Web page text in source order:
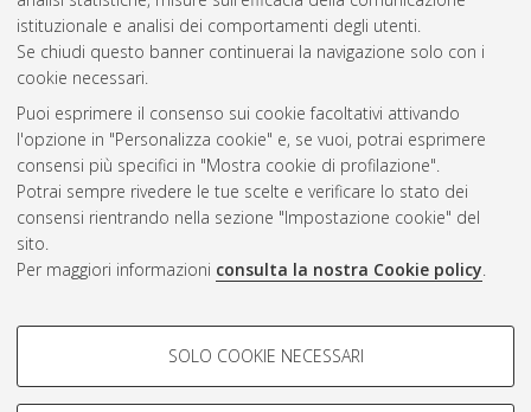
istituzionale e analisi dei comportamenti degli utenti.
Se chiudi questo banner continuerai la navigazione solo con i
cookie necessari.
Puoi esprimere il consenso sui cookie facoltativi attivando
l'opzione in "Personalizza cookie" e, se vuoi, potrai esprimere
consensi più specifici in "Mostra cookie di profilazione".
Potrai sempre rivedere le tue scelte e verificare lo stato dei
consensi rientrando nella sezione "Impostazione cookie" del
sito.
Per maggiori informazioni consulta la nostra Cookie policy.
COOKIE DI PROFILAZIONE -
SOLO COOKIE NECESSARI
Atom
Rss 1.0
Rss 2.0
ISSN: 2038-7946
Impostazioni Cookie
Informativa sulla privacy
Condizioni d’uso del sito